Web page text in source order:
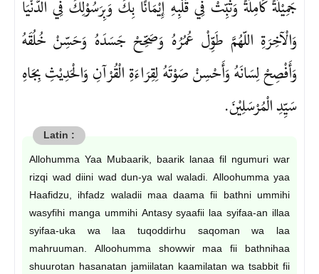
جَمِيْلَةً كَامِلَةً وَثَبِّتْ فِي قَلْبِهِ إِيْمَانًا بِكَ وَبِرَسُوْلِكَ فِي الدُّنْيَا
وَالْآخِرَةِ اللّهُمَّ طَوِّلْ عُمُرُهُ وَصَحِّحْ جَسَدَهُ وَحَسِّنْ خُلُقَهُ
وَأَفْصِحْ لِسَانَهُ وَأَحْسِنْ صَوْتَهُ لِقِرَاءَةِ الْقُرْآنِ وَالْحَدِيْثِ بِجَاهِ
سَيِّدِ الْمُرْسَلِيْنَ.
Allohumma Yaa Mubaarik, baarik lanaa fil ngumuri war
rizqi wad diini wad dun-ya wal waladi. Alloohumma yaa
Haafidzu, ihfadz waladii maa daama fii bathni ummihi
wasyfihi manga ummihi Antasy syaafii laa syifaa-an illaa
syifaa-uka wa laa tuqoddirhu saqoman wa laa
mahruuman. Alloohumma showwir maa fii bathnihaa
shuurotan hasanatan jamiilatan kaamilatan wa tsabbit fii